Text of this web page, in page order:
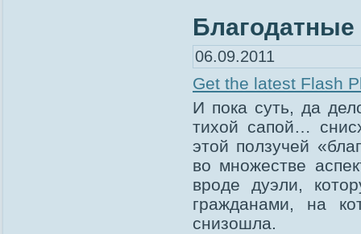
Благодатные
06.09.2011
Get the latest Flash
И пока суть, да
тихой сапой…
этой ползучей
во множестве
вроде дуэли,
гражданами, на
снизошла.